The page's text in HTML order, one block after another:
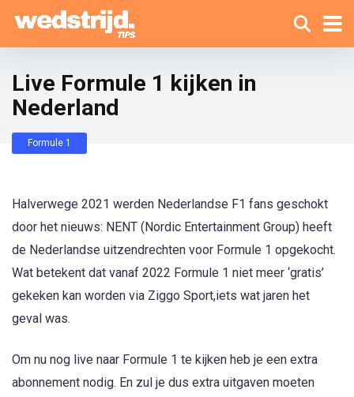
Live Formule 1 kijken in
Nederland
Formule 1
Halverwege 2021 werden Nederlandse F1 fans geschokt
door het nieuws: NENT (Nordic Entertainment Group) heeft
de Nederlandse uitzendrechten voor Formule 1 opgekocht.
Wat betekent dat vanaf 2022 Formule 1 niet meer ‘gratis’
gekeken kan worden via Ziggo Sport,iets wat jaren het
geval was.
Om nu nog live naar Formule 1 te kijken heb je een extra
abonnement nodig. En zul je dus extra uitgaven moeten